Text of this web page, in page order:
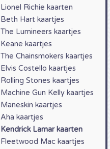
Lionel Richie kaarten
Beth Hart kaartjes
The Lumineers kaartjes
Keane kaartjes
The Chainsmokers kaartjes
Elvis Costello kaartjes
Rolling Stones kaartjes
Machine Gun Kelly kaartjes
Maneskin kaartjes
Aha kaartjes
Kendrick Lamar kaarten
Fleetwood Mac kaartjes